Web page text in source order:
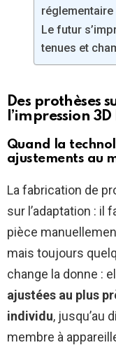
réglementaire
Le futur
tenues et
Des prothèses
l’impression
Quand la
ajustements au
La fabrication de
sur l’adaptation : il
pièce
mais toujours
change la donne :
ajustées au plus
individu, jusqu’au
membre à